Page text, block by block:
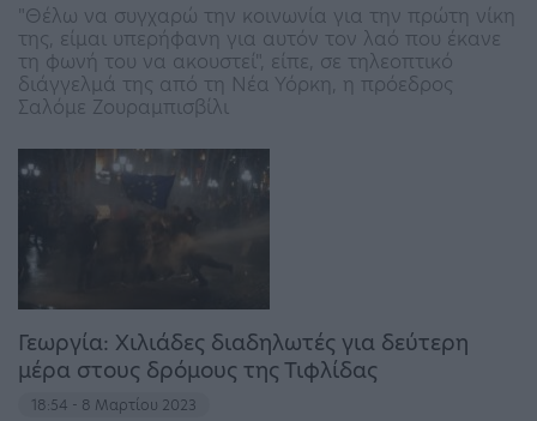
"Θέλω να συγχαρώ την κοινωνία για την πρώτη νίκη
της, είμαι υπερήφανη για αυτόν τον λαό που έκανε
τη φωνή του να ακουστεί", είπε, σε τηλεοπτικό
διάγγελμά της από τη Νέα Υόρκη, η πρόεδρος
Σαλόμε Ζουραμπισβίλι
Γεωργία: Χιλιάδες διαδηλωτές για δεύτερη
μέρα στους δρόμους της Τιφλίδας
18:54 - 8 Μαρτίου 2023